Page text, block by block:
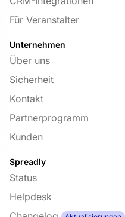
Für Veranstalter
Unternehmen
Über uns
Sicherheit
Kontakt
Partnerprogramm
Kunden
Spreadly
Status
Helpdesk